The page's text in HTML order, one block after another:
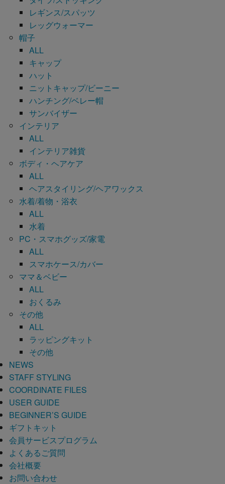
レギンス/スパッツ
レッグウォーマー
帽子
ALL
キャップ
ハット
ニットキャップ/ビーニー
ハンチング/ベレー帽
サンバイザー
インテリア
ALL
インテリア雑貨
ボディ・ヘアケア
ALL
ヘアスタイリング/ヘアワックス
水着/着物・浴衣
ALL
水着
PC・スマホグッズ/家電
ALL
スマホケース/カバー
ママ＆ベビー
ALL
おくるみ
その他
ALL
ラッピングキット
その他
NEWS
STAFF STYLING
COORDINATE FILES
USER GUIDE
BEGINNER’S GUIDE
ギフトキット
会員サービスプログラム
よくあるご質問
会社概要
お問い合わせ